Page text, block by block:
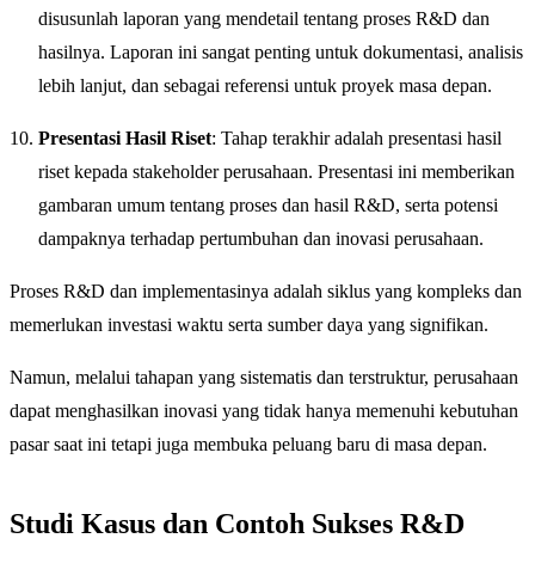
disusunlah laporan yang mendetail tentang proses R&D dan
hasilnya. Laporan ini sangat penting untuk dokumentasi, analisis
lebih lanjut, dan sebagai referensi untuk proyek masa depan.
Presentasi Hasil Riset: Tahap terakhir adalah presentasi hasil
riset kepada stakeholder perusahaan. Presentasi ini memberikan
gambaran umum tentang proses dan hasil R&D, serta potensi
dampaknya terhadap pertumbuhan dan inovasi perusahaan.
Proses R&D dan implementasinya adalah siklus yang kompleks dan
memerlukan investasi waktu serta sumber daya yang signifikan.
Namun, melalui tahapan yang sistematis dan terstruktur, perusahaan
dapat menghasilkan inovasi yang tidak hanya memenuhi kebutuhan
pasar saat ini tetapi juga membuka peluang baru di masa depan.
Studi Kasus dan Contoh Sukses R&D